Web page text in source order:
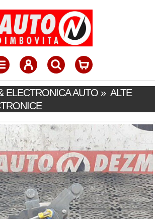
ELECTRONICA AUTO » ALTE